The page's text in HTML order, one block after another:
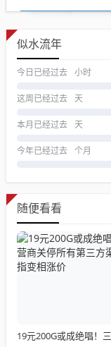
似水流年
今日已经过去 小时
这周已经过去 天
本月已经过去 天
今年已经过去 个月
随便看看